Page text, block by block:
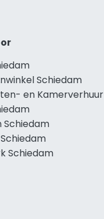
Schiedam
en
Schiedam